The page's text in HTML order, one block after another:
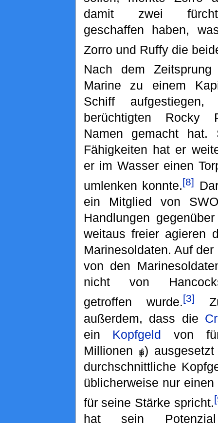
damit zwei
geschaffen haben,
Zorro und Ruffy die
Nach dem
Marine zu einem
Schiff
berüchtigten Rocky
Namen gemacht hat.
Fähigkeiten hat er
er im Wasser einen
umlenken konnte.[8]
ein Mitglied von
Handlungen
weitaus freier agieren
Marinesoldaten. Auf
von den
nicht von
getroffen wurde.[3]
außerdem, dass die
ein Kopfgeld von
Millionen
)
durchschnittliche
üblicherweise nur
für seine Stärke spricht.
hat sein